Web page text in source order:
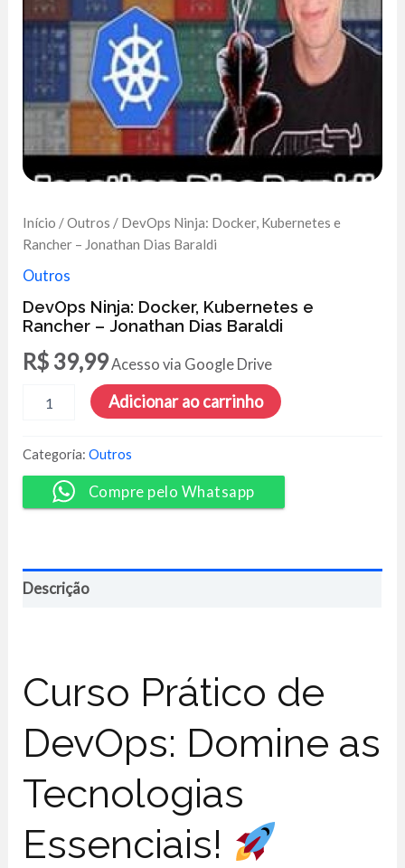
Início /Outros / DevOps Ninja: Docker, Kubernetes e
Rancher – Jonathan Dias Baraldi
Outros
DevOps Ninja: Docker, Kubernetes e
Rancher – Jonathan Dias Baraldi
R$ 39,99Acesso via Google Drive
Ninja:
Kubernetes
e
Rancher
quantidade
Adicionar ao carrinho
Categoria:Outros
Compre pelo Whatsapp
Descrição
Curso Prático de
DevOps: Domine as
Tecnologias
Essenciais!